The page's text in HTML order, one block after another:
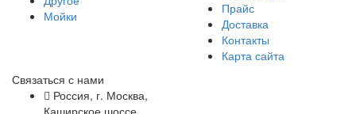
Мойки
Прайс
Доставка
Контакты
Карта сайта
Связаться с нами
Россия, г. Москва,